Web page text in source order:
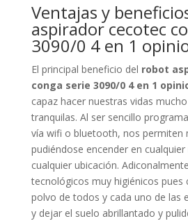
Ventajas y
aspirador cecotec
3090/0 4 en 1
El principal beneficio del robot
conga serie 3090/0 4 en 1
capaz hacer nuestras vidas
tranquilas. Al ser sencillo
vía wifi o bluetooth, nos permiten
pudiéndose encender en
cualquier ubicación.
tecnológicos muy higiénicos pues
polvo de todos y cada uno de las
y dejar el suelo abrillantado y